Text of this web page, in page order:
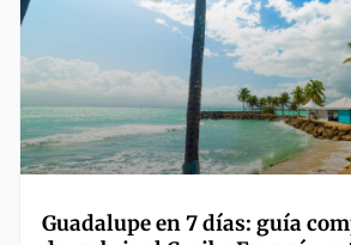
Guadalupe en 7 días: guía